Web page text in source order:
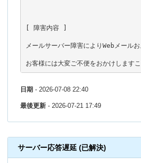
[ 障害内容 ]
メールサーバー障害によりWebメール
お客様には大変ご不便をおかけします
日期 - 2026-07-08 22:40
最後更新 - 2026-07-21 17:49
サーバー応答遅延 (已解決)